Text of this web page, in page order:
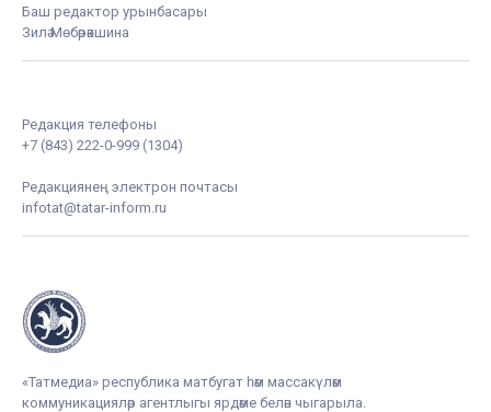
Баш редактор урынбасары
Зилә Мөбәрәкшина
Редакция телефоны
+7 (843) 222-0-999 (1304)
Редакциянең электрон почтасы
infotat@tatar-inform.ru
«Татмедиа» республика матбугат һәм массакүләм
коммуникацияләр агентлыгы ярдәме белән чыгарыла.